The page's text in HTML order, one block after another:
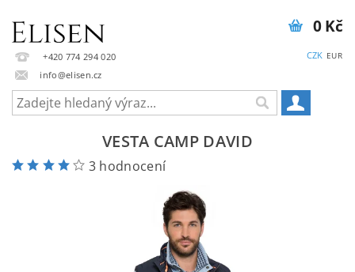
+420 774 294 020
info@elisen.cz
CZK EUR
0 Kč
VESTA CAMP DAVID
3 hodnocení